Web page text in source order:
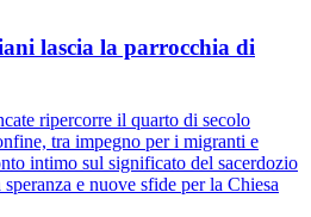
lascia la parrocchia di
ripercorre il quarto di secolo
tra impegno per i migranti e
intimo sul significato del sacerdozio
e nuove sfide per la Chiesa